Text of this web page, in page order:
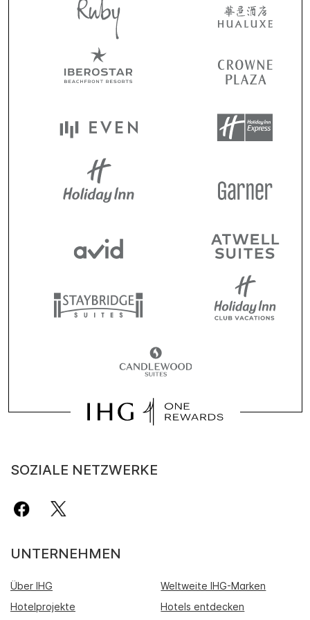
SOZIALE NETZWERKE
UNTERNEHMEN
Über IHG
Weltweite IHG-Marken
Hotelprojekte
Hotels entdecken